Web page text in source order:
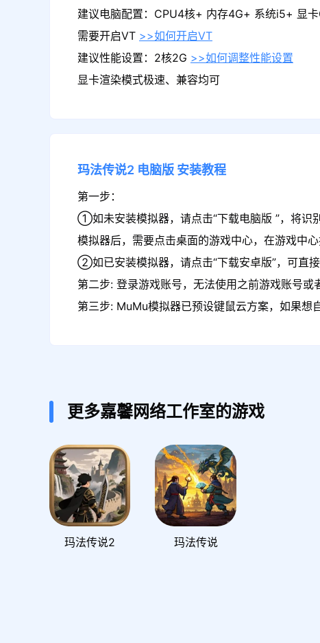
建议电脑配置：CPU4核+ 内存4G+ 系统i5+ 显
需要开启VT >>如何开启VT
建议性能设置：2核2G >>如何调整性能设置
显卡渲染模式极速、兼容均可
玛法传说2 电脑版 安装教程
第一步：
①如未安装模拟器，请点击“下载电脑版 ”，将识
模拟器后，需要点击桌面的游戏中心，在游戏中
②如已安装模拟器，请点击“下载安卓版”，可直
第二步: 登录游戏账号，无法使用之前游戏账号
第三步: MuMu模拟器已预设键鼠云方案，如果想
更多嘉馨网络工作室的游戏
玛法传说2 玛法传说